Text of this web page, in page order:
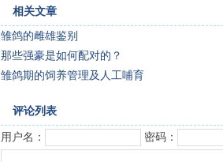
相关文章
雏鸽的雌雄鉴别
那些强豪是如何配对的？
雏鸽期的饲养管理及人工哺育
评论列表
用户名： 密码：